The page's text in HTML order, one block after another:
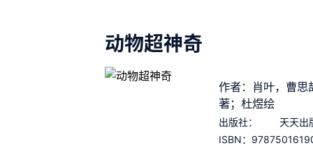
动物超神奇
作者：肖叶，曹思
著；杜煜绘
出版社：
天天出
ISBN：